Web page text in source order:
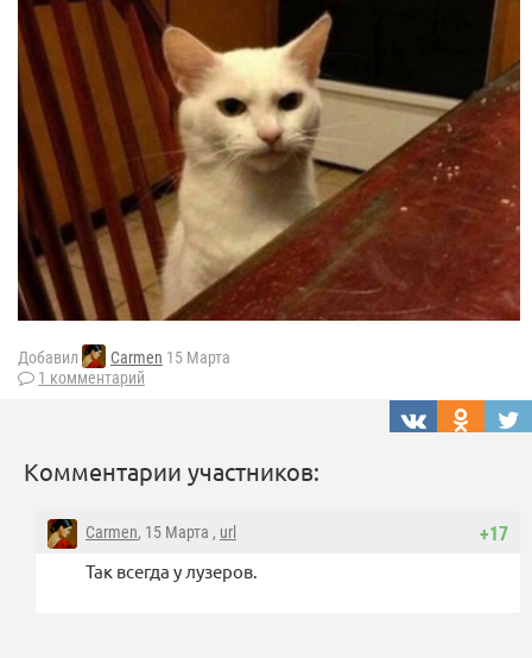
Добавил Carmen 15 Марта
1 комментарий
Комментарии участников:
+17
Carmen, 15 Марта , url
Так всегда у лузеров.